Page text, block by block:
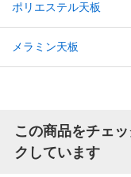
ポリエステル天板
メラミン天板
この商品をチェ
クしています